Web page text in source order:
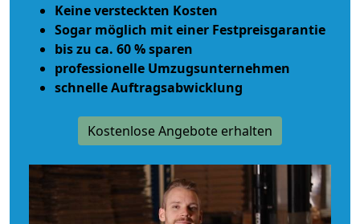
Keine versteckten Kosten
Sogar möglich mit einer Festpreisgarantie
bis zu ca. 60 % sparen
professionelle Umzugsunternehmen
schnelle Auftragsabwicklung
Kostenlose Angebote erhalten